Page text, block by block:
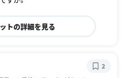
トの詳細を見る
2